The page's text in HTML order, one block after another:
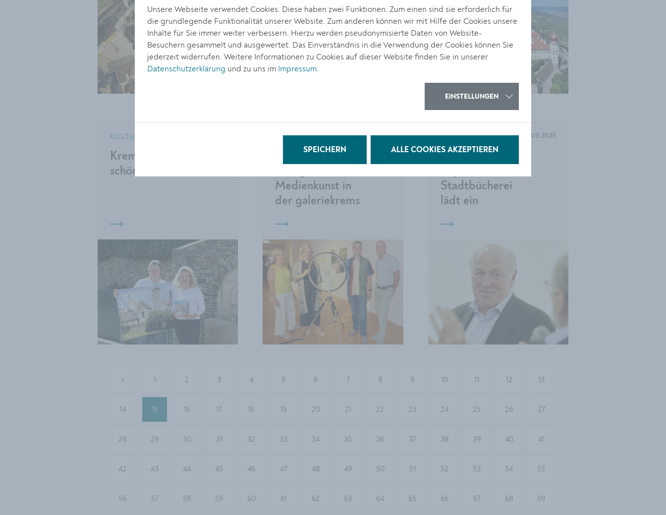
KULTUR
Krems von seinen
schönsten Seiten
KULTUR
lronie trifft
Medienkunst in
der galeriekrems
04.09.2025 KULTUR
Zwei Lesungen im
Stadtbücherei
lädt ein
04.09.2025
vorherige
« 1 2 3 4 5 6 7 8 9 10 11 12 13
14 15 16 17 18 19 20 21 22 23 24 25 26 27
28 29 30 31 32 33 34 35 36 37 38 39 40 41
42 43 44 45 46 47 48 49 50 51 52 53 54 55
56 57 58 59 60 61 62 63 64 65 66 67 68 69
Unsere Webseite verwendet Cookies. Diese haben zwei Funktionen: Zum einen sind sie erforderlich für
die grundlegende Funktionalität unserer Website. Zum anderen können wir mit Hilfe der Cookies unsere
Inhalte für Sie immer weiter verbessern. Hierzu werden pseudonymisierte Daten von Website-
Besuchern gesammelt und ausgewertet. Das Einverständnis in die Verwendung der Cookies können Sie
jederzeit widerrufen. Weitere Informationen zu Cookies auf dieser Website finden Sie in unserer
Datenschutzerklärung und zu uns im Impressum.
EINSTELLUNGEN
SPEICHERN ALLE COOKIES AKZEPTIEREN